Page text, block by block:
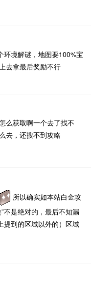
环境解谜，地图要100%宝
去拿最后奖励不行
么获取啊一个去了找不
去，还搜不到攻略
所以确实如本站白金攻
不是绝对的，最后不知漏
提到的区域以外的）区域